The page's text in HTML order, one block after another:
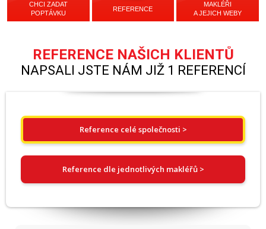
CHCI ZADAT
POPTÁVKU
REFERENCE
MAKLÉŘI
A JEJICH WEBY
REFERENCE NAŠICH KLIENTŮ
NAPSALI JSTE NÁM JIŽ 1 REFERENCÍ
Reference celé společnosti >
Reference dle jednotlivých makléřů >